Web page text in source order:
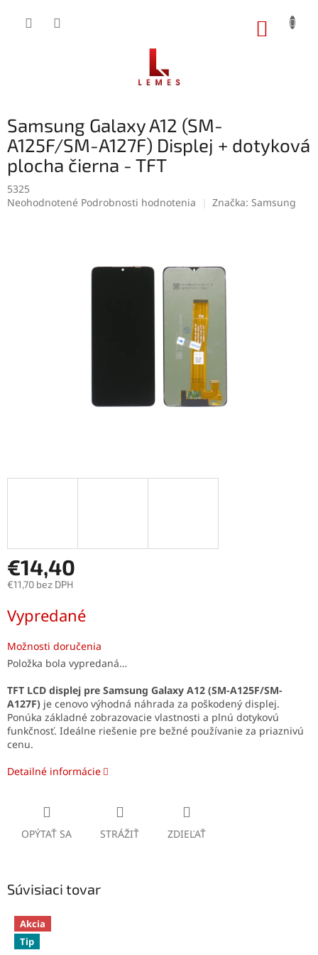
Samsung Galaxy A12 (SM-
A125F/SM-A127F) Displej + dotyková
plocha čierna - TFT
5325
Priemerné
Neohodnotené Podrobnosti hodnotenia Značka: Samsung
€14,40
€11,70 bez DPH
cena:
Vypredané
Možnosti doručenia
Položka bola vypredaná…
TFT LCD displej pre Samsung Galaxy A12 (SM-A125F/SM-
A127F) je cenovo výhodná náhrada za poškodený displej.
Ponúka základné zobrazovacie vlastnosti a plnú dotykovú
funkčnosť. Ideálne riešenie pre bežné používanie za priaznivú
cenu.
Detailné informácie
OPÝTAŤ SA STRÁŽIŤ ZDIEĽAŤ
Súvisiaci tovar
Akcia
Tip